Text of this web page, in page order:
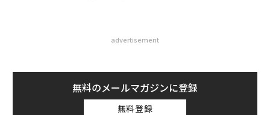
advertisement
無料のメールマガジンに登録
無料登録